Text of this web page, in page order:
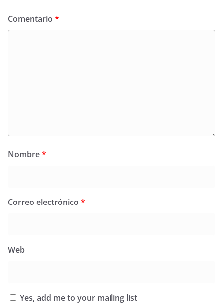
Comentario *
Nombre*
Correo electrónico *
Web
Yes, add me to your mailing list